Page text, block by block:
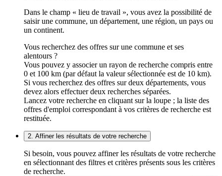
Dans le champ « lieu de travail », vous avez la possibilité de
saisir une commune, un département, une région, un pays ou
un continent.
Vous recherchez des offres sur une commune et ses
alentours ?
Vous pouvez y associer un rayon de recherche compris entre
0 et 100 km (par défaut la valeur sélectionnée est de 10 km).
Si vous recherchez des offres sur deux départements, vous
devez alors effectuer deux recherches séparées.
Lancez votre recherche en cliquant sur la loupe ; la liste des
offres d'emploi correspondant à vos critères de recherche est
restituée.
2. Affiner les résultats de votre recherche
Si besoin, vous pouvez affiner les résultats de votre recherche
en sélectionnant des filtres et critères présents sous les critères
de recherche.